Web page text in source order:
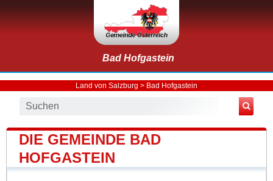
Bad Hofgastein
Land von Salzburg > Bad Hofgastein
DIE GEMEINDE BAD
HOFGASTEIN